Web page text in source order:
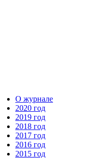
О журнале
2020 год
2019 год
2018 год
2017 год
2016 год
2015 год